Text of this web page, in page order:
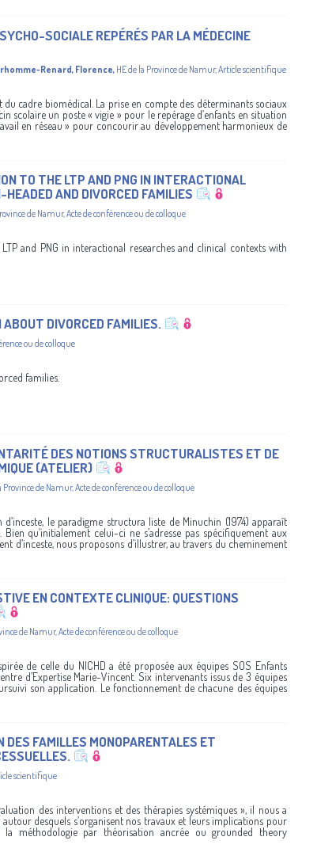
SOCIALE REPÉRÉS PAR LA MÉDECINE
Renard, Florence, HE de la Province de Namur, Article scientifique
cadre biomédical. La prise en compte des déterminants sociaux
scolaire un poste « vigie » pour le repérage d’enfants en situation
en réseau » pour concourir au développement harmonieux de
TO THE LTP AND PNG IN INTERACTIONAL
AND DIVORCED FAMILIES
de Namur, Acte de conférence ou de colloque
and PNG in interactional researches and clinical contexts with
DIVORCED FAMILIES.
ou de colloque
families.
DES NOTIONS STRUCTURALISTES ET DE
(ATELIER)
Province de Namur, Acte de conférence ou de colloque
le paradigme structura liste de Minuchin (1974) apparaît
qu’initialement celui-ci ne s’adresse pas spécifiquement aux
d’inceste, nous proposons d’illustrer, au travers du cheminement
EN CONTEXTE CLINIQUE: QUESTIONS
de Namur,Acte de conférence ou de colloque
de celle du NICHD a été proposée aux équipes SOS Enfants
d’Expertise Marie-Vincent. Six intervenants issus de 3 équipes
son application. Le fonctionnement de chacune des équipes
FAMILLES MONOPARENTALES ET
scientifique
des interventions et des thérapies systémiques », il nous a
desquels s’organisent nos travaux et leurs implications pour
méthodologie par théorisation ancrée ou grounded theory